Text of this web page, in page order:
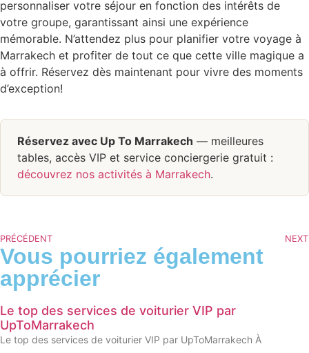
personnaliser votre séjour en fonction des intérêts de
votre groupe, garantissant ainsi une expérience
mémorable. N’attendez plus pour planifier votre voyage à
Marrakech et profiter de tout ce que cette ville magique a
à offrir. Réservez dès maintenant pour vivre des moments
d’exception!
Réservez avec Up To Marrakech — meilleures
tables, accès VIP et service conciergerie gratuit :
découvrez nos activités à Marrakech.
PRÉCÉDENT NEXT
Vous pourriez également
apprécier
Le top des services de voiturier VIP par
UpToMarrakech
Le top des services de voiturier VIP par UpToMarrakech À